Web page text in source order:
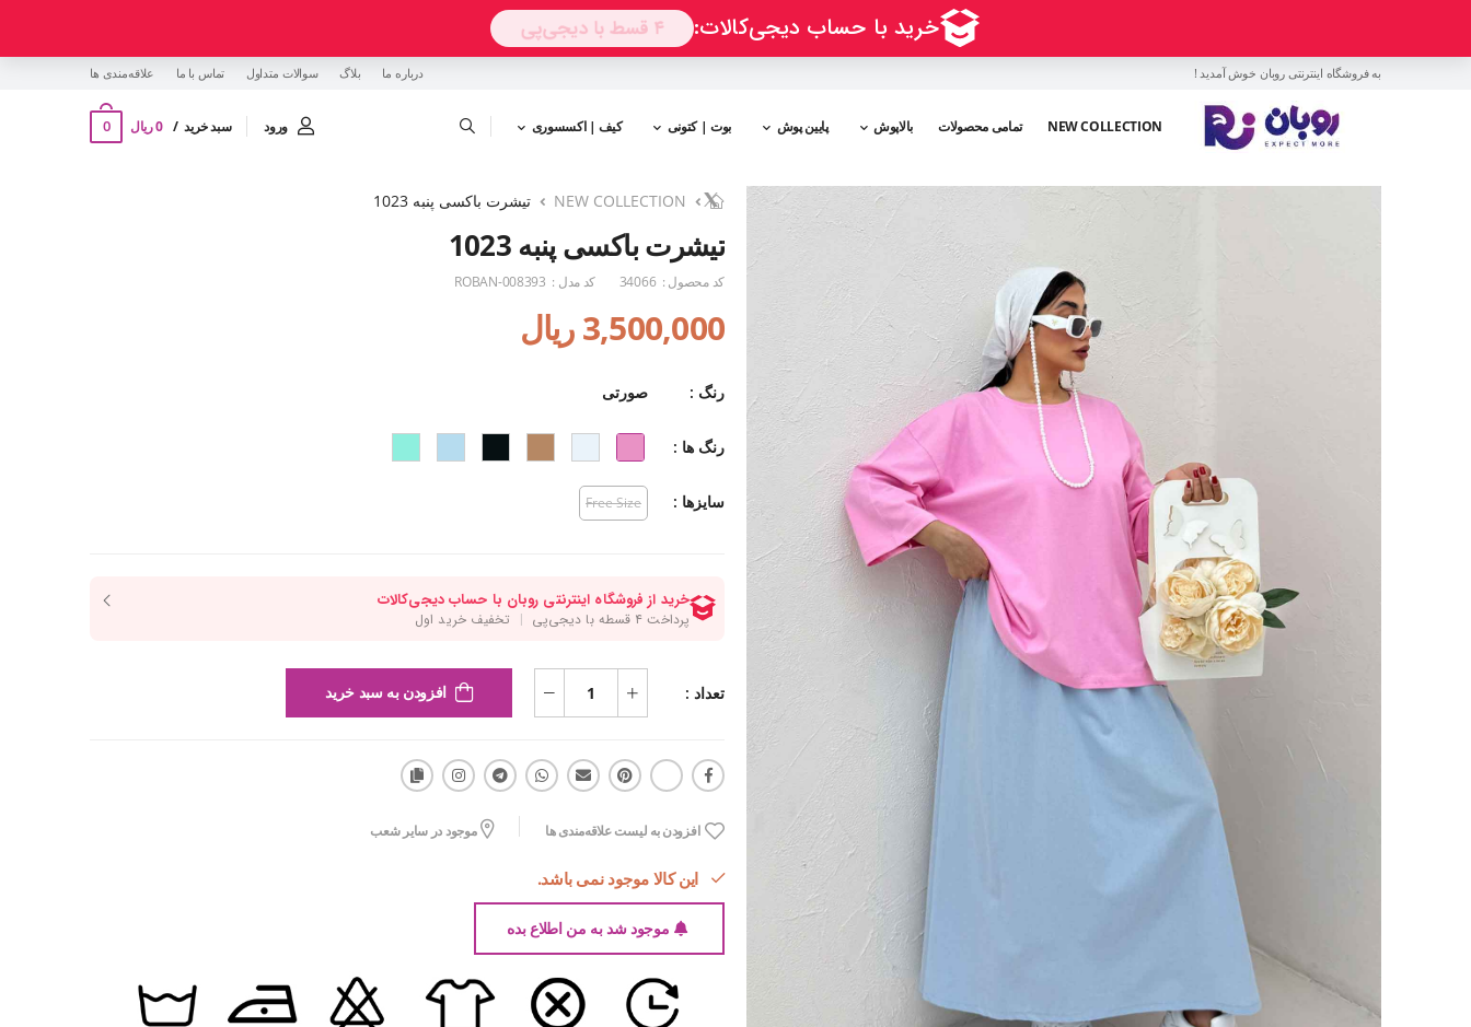
به فروشگاه اینترنتی روبان خوش آمدید ! درباره ما بلاگ سوالات متداول تماس با ما ‌علاقه‌مندی ها
NEW COLLECTION تمامی محصولات بالاپوش پایین پوش بوت | کتونی کیف | اکسسوری ورود سبد خرید 0 ریال 0
NEW COLLECTION تیشرت باکسی پنبه 1023
تیشرت باکسی پنبه 1023
کد محصول : 34066 کد مدل : ROBAN-008393
3,500,000 ریال
رنگ : صورتی
رنگ ها :
سایزها : Free Size
تعداد : افزودن به سبد خرید
افزودن به لیست علاقه‌مندی ها موجود در سایر شعب
این کالا موجود نمی باشد.
موجود شد به من اطلاع بده